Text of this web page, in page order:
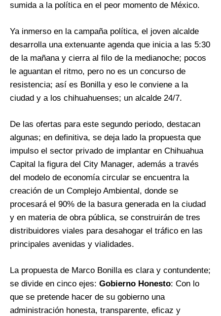
sumida a la política en el peor momento de México.
Ya inmerso en la campaña política, el joven alcalde
desarrolla una extenuante agenda que inicia a las 5:30
de la mañana y cierra al filo de la medianoche; pocos
le aguantan el ritmo, pero no es un concurso de
resistencia; así es Bonilla y eso le conviene a la
ciudad y a los chihuahuenses; un alcalde 24/7.
De las ofertas para este segundo periodo, destacan
algunas; en definitiva, se deja lado la propuesta que
impulso el sector privado de implantar en Chihuahua
Capital la figura del City Manager, además a través
del modelo de economía circular se encuentra la
creación de un Complejo Ambiental, donde se
procesará el 90% de la basura generada en la ciudad
y en materia de obra pública, se construirán de tres
distribuidores viales para desahogar el tráfico en las
principales avenidas y vialidades.
La propuesta de Marco Bonilla es clara y contundente;
se divide en cinco ejes: Gobierno Honesto: Con lo
que se pretende hacer de su gobierno una
administración honesta, transparente, eficaz y